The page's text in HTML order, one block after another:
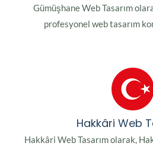
Gümüşhane Web Tasarım
profesyonel web tasarım
Hakkâri Web
Hakkâri Web Tasarım olarak,